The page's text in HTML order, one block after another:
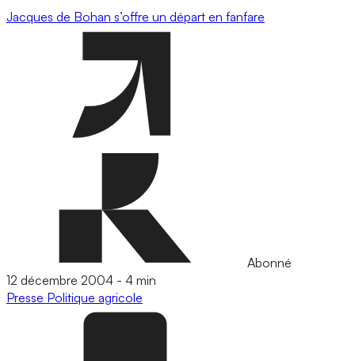
Jacques de Bohan s’offre un départ en fanfare
Abonné
12 décembre 2004 - 4 min
Presse Politique agricole